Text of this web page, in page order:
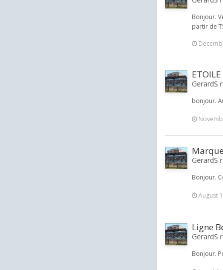
Bonjour.
partir de
GerardS
bonjour.
GerardS
Bonjour.
August
Ligne
GerardS
Bonjour.